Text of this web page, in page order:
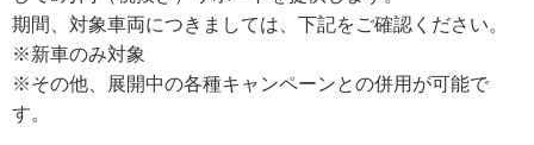
期間、対象車両につきましては、下記をご確認ください。
※新車のみ対象
※その他、展開中の各種キャンペーンとの併用が可能で
す。